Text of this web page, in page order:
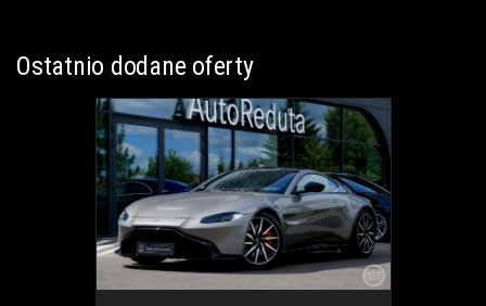
Ostatnio dodane oferty